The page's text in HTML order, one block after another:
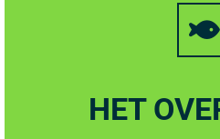
HET